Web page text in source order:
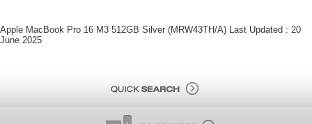
Apple MacBook Pro 16 M3 512GB Silver (MRW43TH/A) Last Updated : 20
June 2025